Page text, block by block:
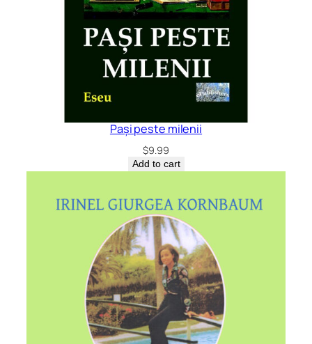
Pași peste milenii
$9.99
Add to cart